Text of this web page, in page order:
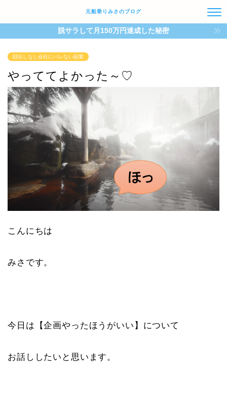
元船乗りみさのブログ
脱サラして月150万円達成した秘密
顔出しなし会社にバレない副業
やっててよかった～♡
こんにちは
みさです。
今日は【企画やったほうがいい】について
お話ししたいと思います。